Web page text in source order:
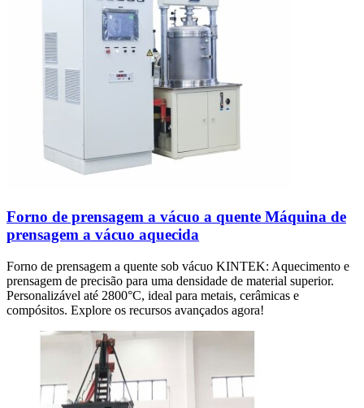
Forno de prensagem a vácuo a quente Máquina de
prensagem a vácuo aquecida
Forno de prensagem a quente sob vácuo KINTEK: Aquecimento e
prensagem de precisão para uma densidade de material superior.
Personalizável até 2800°C, ideal para metais, cerâmicas e
compósitos. Explore os recursos avançados agora!